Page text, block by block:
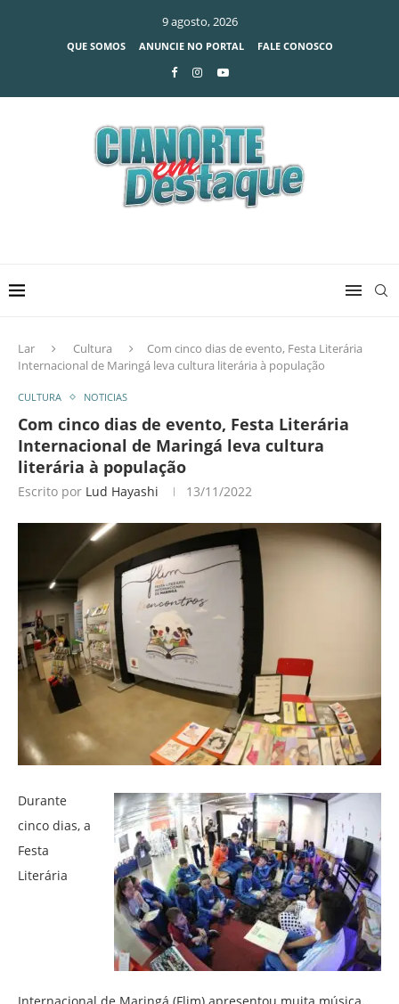
9 agosto, 2026
QUE SOMOS ANUNCIE NO PORTAL FALE CONOSCO
Lar Cultura
Com cinco dias de evento, Festa Literária
Internacional de Maringá leva cultura literária à população
CULTURA NOTICIAS
Com cinco dias de evento, Festa Literária
Internacional de Maringá leva cultura
literária à população
Escrito por Lud Hayashi 13/11/2022
Durante
cinco dias, a
Festa
Literária